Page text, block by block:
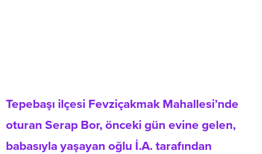
Tepebaşı ilçesi Fevziçakmak Mahallesi’nde
oturan Serap Bor, önceki gün evine gelen,
babasıyla yaşayan oğlu İ.A. tarafından